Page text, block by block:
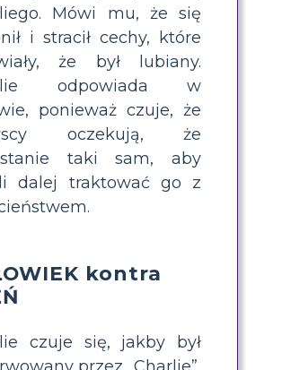
Mówi mu, że się
i stracił cechy, które
że był lubiany.
odpowiada w
ponieważ czuje, że
oczekują, że
taki sam, aby
dalej traktować go z
kontra
czuje się, jakby był